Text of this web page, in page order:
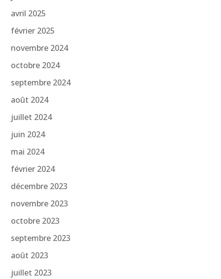
avril 2025
février 2025
novembre 2024
octobre 2024
septembre 2024
août 2024
juillet 2024
juin 2024
mai 2024
février 2024
décembre 2023
novembre 2023
octobre 2023
septembre 2023
août 2023
juillet 2023